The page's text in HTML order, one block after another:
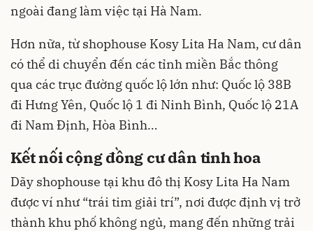
ngoài đang làm việc tại Hà Nam.
Hơn nữa, từ shophouse Kosy Lita Ha Nam, cư dân
có thể di chuyển đến các tỉnh miền Bắc thông
qua các trục đường quốc lộ lớn như: Quốc lộ 38B
đi Hưng Yên, Quốc lộ 1 đi Ninh Bình, Quốc lộ 21A
đi Nam Định, Hòa Bình…
Kết nối cộng đồng cư dân tinh hoa
Dãy shophouse tại khu đô thị Kosy Lita Ha Nam
được ví như “trái tim giải trí”, nơi được định vị trở
thành khu phố không ngủ, mang đến những trải